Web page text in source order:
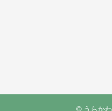
© うらか